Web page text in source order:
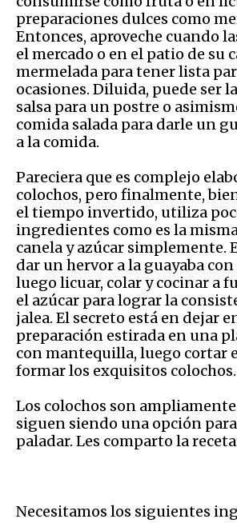
preparaciones dulces como
Entonces, aproveche cuando
el mercado o en el patio de su
mermelada para tener lista
ocasiones. Diluida, puede ser
salsa para un postre o
comida salada para darle un
a la comida.
Pareciera que es complejo
colochos, pero finalmente,
el tiempo invertido, utiliza
ingredientes como es la
canela y azúcar simplemente.
dar un hervor a la guayaba
luego licuar, colar y cocinar a
el azúcar para lograr la
jalea. El secreto está en dejar
preparación estirada en una
con mantequilla, luego cortar
formar los exquisitos colochos.
Los colochos son
siguen siendo una opción
paladar. Les comparto la
Necesitamos los siguientes